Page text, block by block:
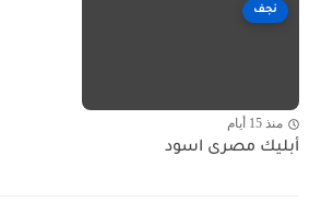
نجف
منذ 15 أيام
أبليك مصرى اسود